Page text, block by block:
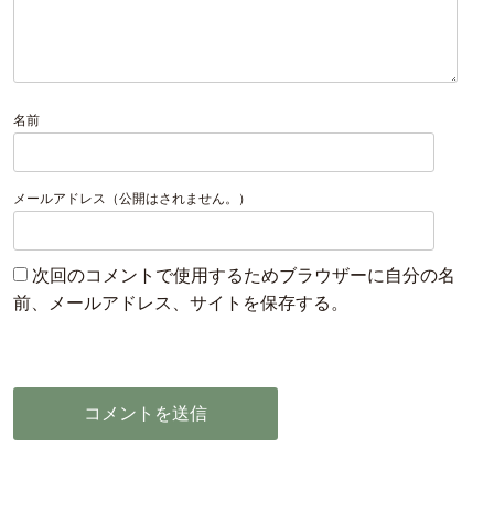
名前
メールアドレス（公開はされません。）
次回のコメントで使用するためブラウザーに自分の名
前、メールアドレス、サイトを保存する。